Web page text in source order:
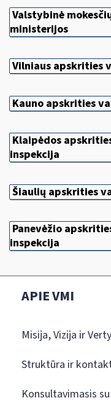
Valstybinė
ministerijos
Vilniaus apskrities
Kauno apskrities
Klaipėdos
inspekcija
Šiaulių apskrities
Panevėžio
inspekcija
APIE VMI
Misija, Vizija ir
Struktūra ir
Konsultavimasis